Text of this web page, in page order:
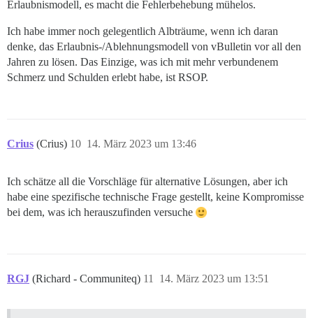
Erlaubnismodell, es macht die Fehlerbehebung mühelos.
Ich habe immer noch gelegentlich Albträume, wenn ich daran
denke, das Erlaubnis-/Ablehnungsmodell von vBulletin vor all den
Jahren zu lösen. Das Einzige, was ich mit mehr verbundenem
Schmerz und Schulden erlebt habe, ist RSOP.
Crius (Crius) 14. März 2023 um 13:46
10
Ich schätze all die Vorschläge für alternative Lösungen, aber ich
habe eine spezifische technische Frage gestellt, keine Kompromisse
bei dem, was ich herauszufinden versuche
RGJ (Richard - Communiteq) 14. März 2023 um 13:51
11